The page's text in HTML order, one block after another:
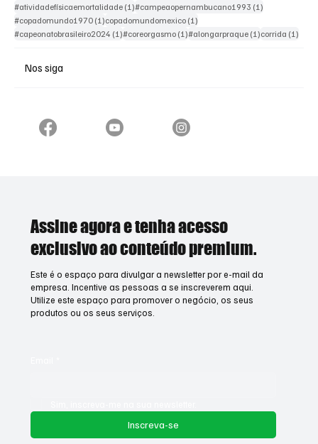
#atividadefísicaemortalidade (1)1 post
#campeaopernambucano1993 (1)
#copadomundo1970 (1)1 post
copadomundomexico (1)
#capeonatobrasileiro2024 (1)1 post
#coreorgasmo (1)1 post
#alongarpraque (1)1 post
corrida (1)
Nos siga
Assine agora e tenha acesso
exclusivo ao conteúdo premium.
Inscreva-se
Este é o espaço para divulgar a newsletter por e-mail da
empresa. Incentive as pessoas a se inscreverem aqui.
Utilize este espaço para promover o negócio, os seus
produtos ou os seus serviços.